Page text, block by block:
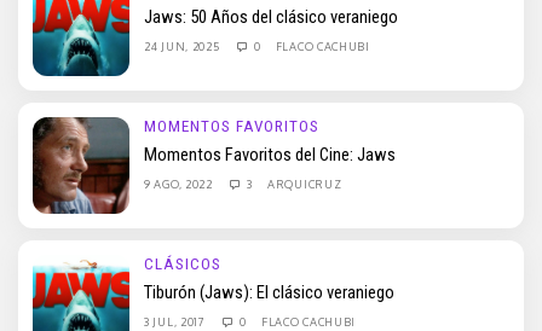
Jaws: 50 Años del clásico veraniego
24 JUN, 2025 0 FLACO CACHUBI
MOMENTOS FAVORITOS
Momentos Favoritos del Cine: Jaws
9 AGO, 2022 3 ARQUICRUZ
CLÁSICOS
Tiburón (Jaws): El clásico veraniego
3 JUL, 2017 0 FLACO CACHUBI